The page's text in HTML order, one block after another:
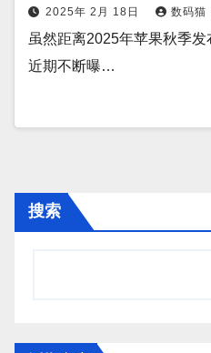
2025年 2月 18日 数码猫
虽然距离2025年苹果秋季
近期不断曝…
搜索